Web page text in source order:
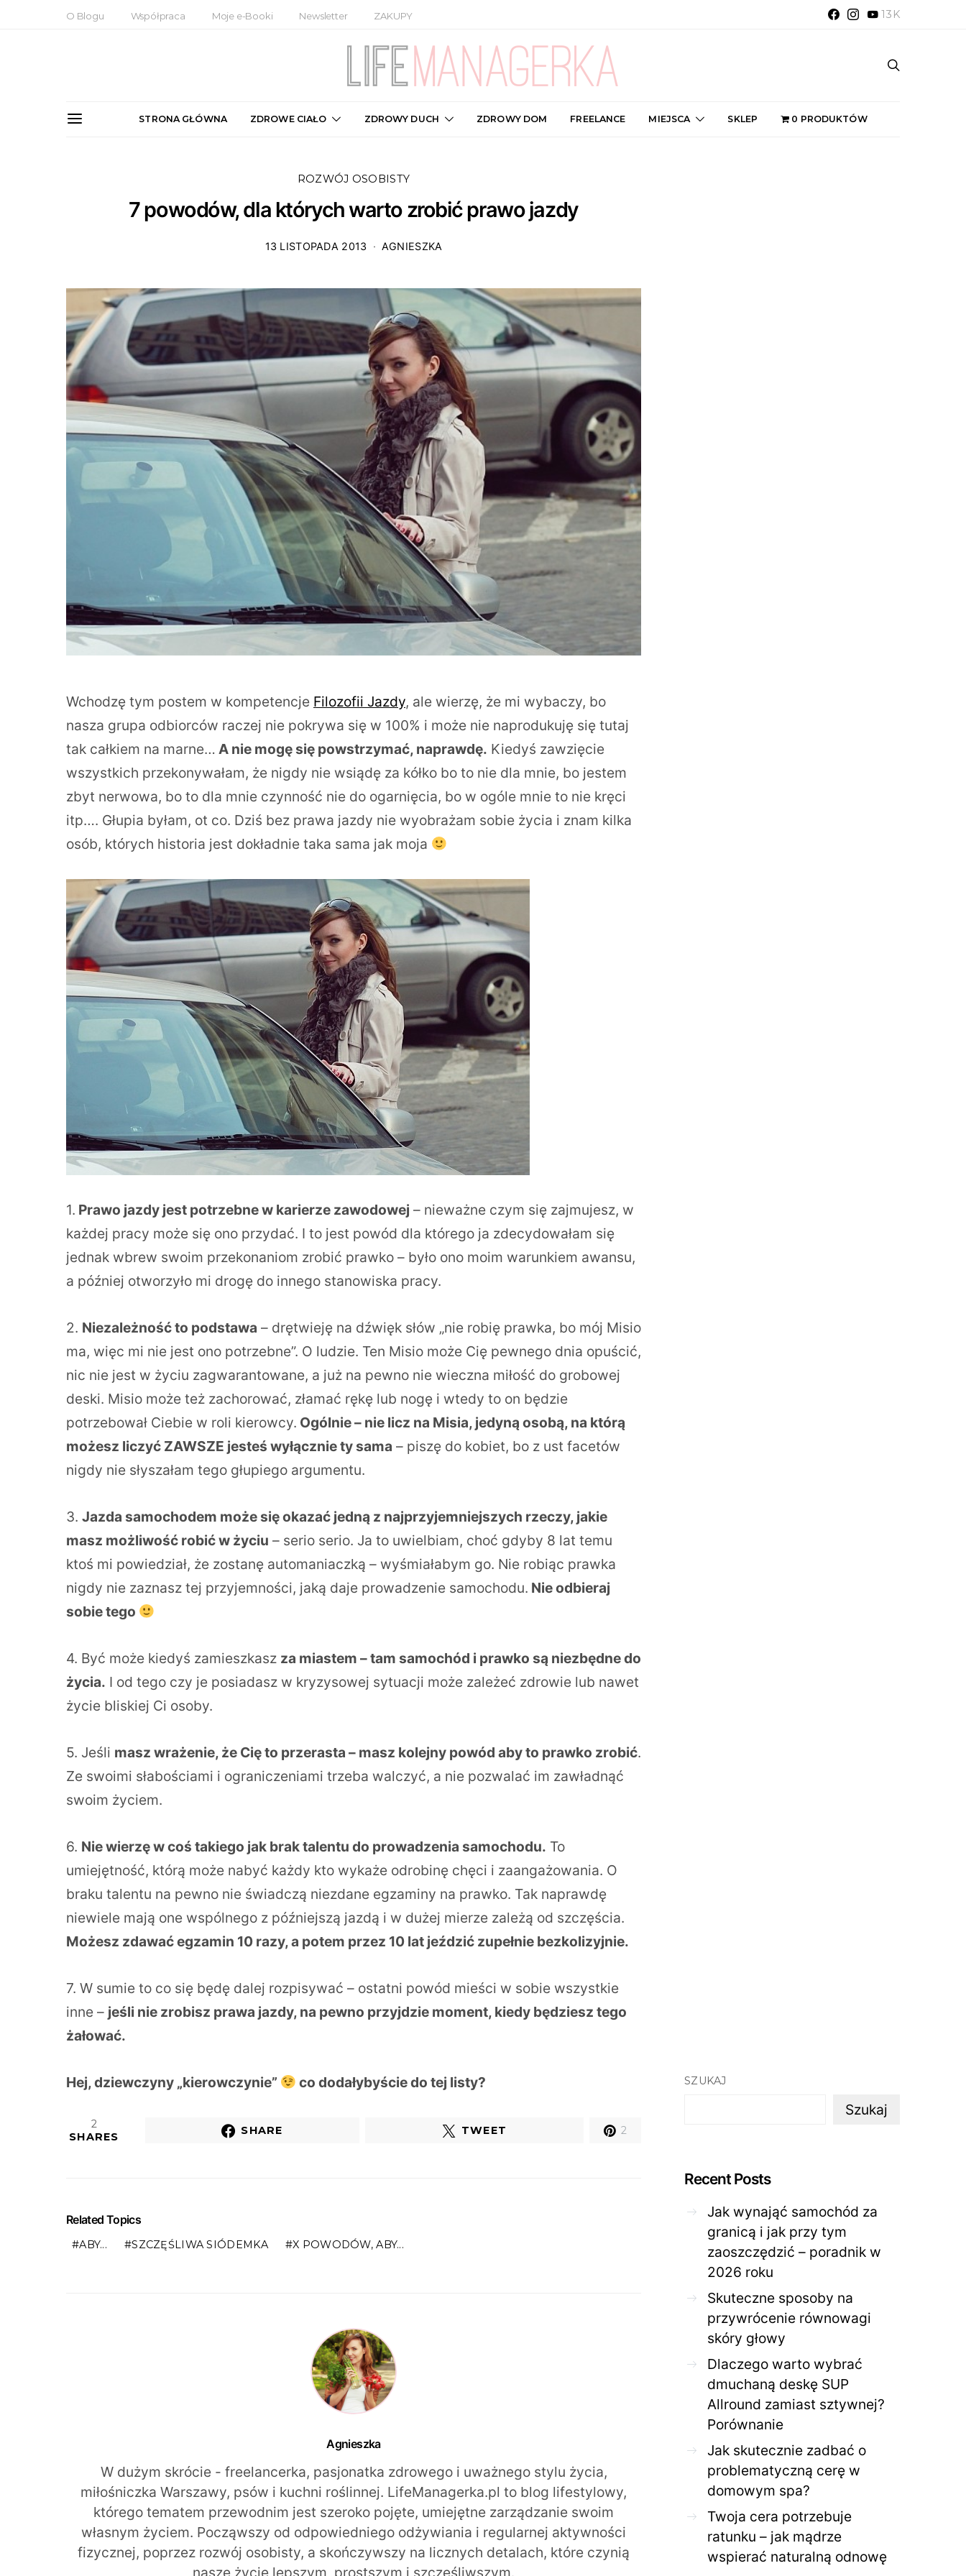
O Blogu Współpraca Moje e-Booki Newsletter ZAKUPY 13K
STRONA GŁÓWNA ZDROWE CIAŁO ZDROWY DUCH ZDROWY DOM FREELANCE MIEJSCA SKLEP 0 PRODUKTÓW
ROZWÓJ OSOBISTY
7 powodów, dla których warto zrobić prawo jazdy
13 LISTOPADA 2013 AGNIESZKA
Wchodzę tym postem w kompetencje Filozofii Jazdy, ale wierzę, że mi wybaczy, bo
nasza grupa odbiorców raczej nie pokrywa się w 100% i może nie naprodukuję się tutaj
tak całkiem na marne… A nie mogę się powstrzymać, naprawdę. Kiedyś zawzięcie
wszystkich przekonywałam, że nigdy nie wsiądę za kółko bo to nie dla mnie, bo jestem
zbyt nerwowa, bo to dla mnie czynność nie do ogarnięcia, bo w ogóle mnie to nie kręci
itp…. Głupia byłam, ot co. Dziś bez prawa jazdy nie wyobrażam sobie życia i znam kilka
osób, których historia jest dokładnie taka sama jak moja
1. Prawo jazdy jest potrzebne w karierze zawodowej – nieważne czym się zajmujesz, w
każdej pracy może się ono przydać. I to jest powód dla którego ja zdecydowałam się
jednak wbrew swoim przekonaniom zrobić prawko – było ono moim warunkiem awansu,
a później otworzyło mi drogę do innego stanowiska pracy.
2. Niezależność to podstawa – drętwieję na dźwięk słów „nie robię prawka, bo mój Misio
ma, więc mi nie jest ono potrzebne”. O ludzie. Ten Misio może Cię pewnego dnia opuścić,
nic nie jest w życiu zagwarantowane, a już na pewno nie wieczna miłość do grobowej
deski. Misio może też zachorować, złamać rękę lub nogę i wtedy to on będzie
potrzebował Ciebie w roli kierowcy. Ogólnie – nie licz na Misia, jedyną osobą, na którą
możesz liczyć ZAWSZE jesteś wyłącznie ty sama – piszę do kobiet, bo z ust facetów
nigdy nie słyszałam tego głupiego argumentu.
3. Jazda samochodem może się okazać jedną z najprzyjemniejszych rzeczy, jakie
masz możliwość robić w życiu – serio serio. Ja to uwielbiam, choć gdyby 8 lat temu
ktoś mi powiedział, że zostanę automaniaczką – wyśmiałabym go. Nie robiąc prawka
nigdy nie zaznasz tej przyjemności, jaką daje prowadzenie samochodu. Nie odbieraj
sobie tego
4. Być może kiedyś zamieszkasz za miastem – tam samochód i prawko są niezbędne do
życia. I od tego czy je posiadasz w kryzysowej sytuacji może zależeć zdrowie lub nawet
życie bliskiej Ci osoby.
5. Jeśli masz wrażenie, że Cię to przerasta – masz kolejny powód aby to prawko zrobić.
Ze swoimi słabościami i ograniczeniami trzeba walczyć, a nie pozwalać im zawładnąć
swoim życiem.
6. Nie wierzę w coś takiego jak brak talentu do prowadzenia samochodu. To
umiejętność, którą może nabyć każdy kto wykaże odrobinę chęci i zaangażowania. O
braku talentu na pewno nie świadczą niezdane egzaminy na prawko. Tak naprawdę
niewiele mają one wspólnego z późniejszą jazdą i w dużej mierze zależą od szczęścia.
Możesz zdawać egzamin 10 razy, a potem przez 10 lat jeździć zupełnie bezkolizyjnie.
7. W sumie to co się będę dalej rozpisywać – ostatni powód mieści w sobie wszystkie
inne – jeśli nie zrobisz prawa jazdy, na pewno przyjdzie moment, kiedy będziesz tego
żałować.
Hej, dziewczyny „kierowczynie” co dodałybyście do tej listy?
2
SHARES
SHARE TWEET 2
Related Topics
ABY... SZCZĘŚLIWA SIÓDEMKA X POWODÓW, ABY...
Agnieszka
W dużym skrócie - freelancerka, pasjonatka zdrowego i uważnego stylu życia,
miłośniczka Warszawy, psów i kuchni roślinnej. LifeManagerka.pl to blog lifestylowy,
którego tematem przewodnim jest szeroko pojęte, umiejętne zarządzanie swoim
własnym życiem. Począwszy od odpowiedniego odżywiania i regularnej aktywności
fizycznej, poprzez rozwój osobisty, a skończywszy na licznych detalach, które czynią
nasze życie lepszym, prostszym i szczęśliwszym.
SZUKAJ
Szukaj
Recent Posts
Jak wynająć samochód za
granicą i jak przy tym
zaoszczędzić – poradnik w
2026 roku
Skuteczne sposoby na
przywrócenie równowagi
skóry głowy
Dlaczego warto wybrać
dmuchaną deskę SUP
Allround zamiast sztywnej?
Porównanie
Jak skutecznie zadbać o
problematyczną cerę w
domowym spa?
Twoja cera potrzebuje
ratunku – jak mądrze
wspierać naturalną odnowę